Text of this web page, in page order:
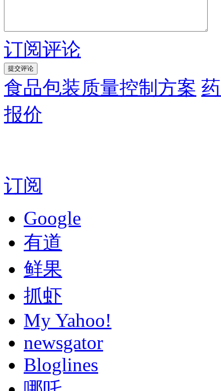
订阅评论
食品包装质量控制方案
报价
订阅
Google
有道
鲜果
抓虾
My Yahoo!
newsgator
Bloglines